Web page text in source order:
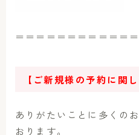
＝＝＝＝＝＝＝＝＝＝＝
【ご新規様の予約に関し
ありがたいことに多くの
おります。